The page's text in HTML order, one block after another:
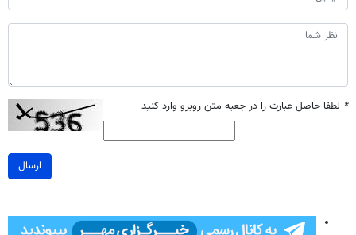
* لطفا حاصل عبارت را در جعبه متن روبرو وارد کنید
ارسال